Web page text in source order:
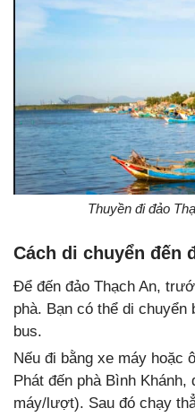
Thuyền đi đảo
Cách di chuyển đến
Để đến đảo Thạch An,
phà. Bạn có thể di chuyển
bus.
Nếu đi bằng xe máy hoặc
Phát đến phà Bình Khánh,
máy/lượt). Sau đó chạy